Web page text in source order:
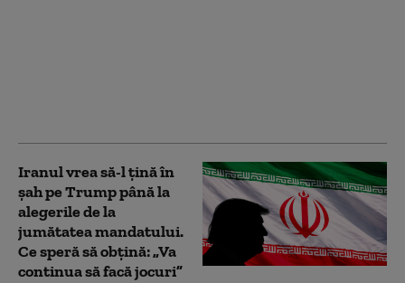
Iranul vrea să-l țină în
șah pe Trump până la
alegerile de la
jumătatea mandatului.
Ce speră să obțină: „Va
continua să facă jocuri”